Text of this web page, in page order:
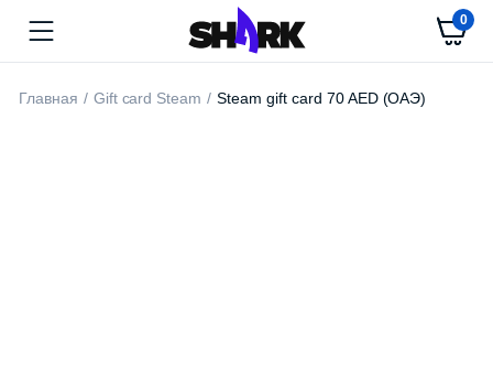
0
Главная Gift card Steam Steam gift card 70 AED (ОАЭ)